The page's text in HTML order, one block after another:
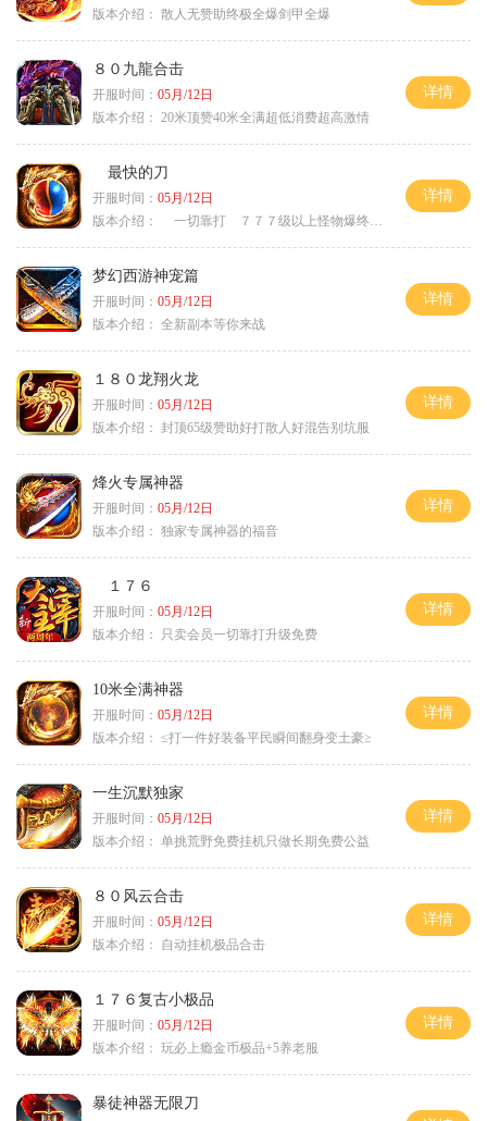
版本介绍： 散人无赞助终极全爆剑甲全爆
８０九龍合击
开服时间： 05月/12日
版本介绍： 20米顶赞40米全满超低消费超高激情
详情
最快的刀
开服时间： 05月/12日
版本介绍：
一切靠打 ７７７级以上怪物爆终极
详情
梦幻西游神宠篇
开服时间： 05月/12日
版本介绍： 全新副本等你来战
详情
１８０龙翔火龙
开服时间： 05月/12日
版本介绍： 封顶65级赞助好打散人好混告别坑服
详情
烽火专属神器
开服时间： 05月/12日
版本介绍： 独家专属神器的福音
详情
１７６
开服时间： 05月/12日
版本介绍：
只卖会员一切靠打升级免费
详情
10米全满神器
开服时间： 05月/12日
版本介绍： ≤打一件好装备平民瞬间翻身变土豪≥
详情
一生沉默独家
开服时间： 05月/12日
版本介绍： 单挑荒野免费挂机只做长期免费公益
详情
８０风云合击
开服时间： 05月/12日
版本介绍：
自动挂机极品合击
详情
１７６复古小极品
开服时间： 05月/12日
版本介绍： 玩必上瘾金币极品+5养老服
详情
暴徒神器无限刀